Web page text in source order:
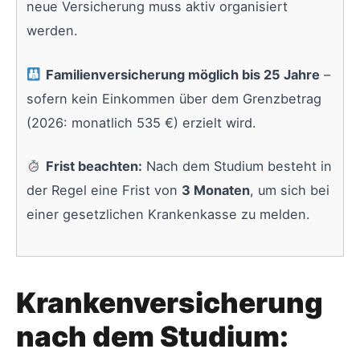
neue Versicherung muss aktiv organisiert
werden.
Familienversicherung möglich bis 25 Jahre –
sofern kein Einkommen über dem Grenzbetrag
(2026: monatlich 535 €) erzielt wird.
Frist beachten: Nach dem Studium besteht in
der Regel eine Frist von 3 Monaten, um sich bei
einer gesetzlichen Krankenkasse zu melden.
Krankenversicherung
nach dem Studium: